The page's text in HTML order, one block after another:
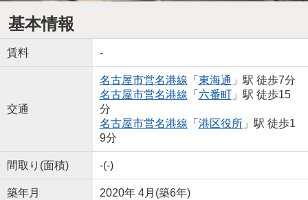
基本情報
賃料 -
交通
名古屋市営名港線 「 東海通 」駅 徒歩7分
名古屋市営名港線 「 六番町」駅 徒歩15
分
名古屋市営名港線 「 港区役所」駅 徒歩1
9分
間取り(面積) -(-)
築年月 2020年 4月(築6年)